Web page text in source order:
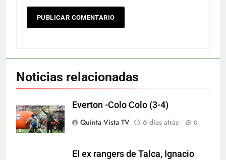
Noticias relacionadas
Everton -Colo Colo (3-4)
Quinta Vista TV
6 días atrás 0
El ex rangers de Talca, Ignacio